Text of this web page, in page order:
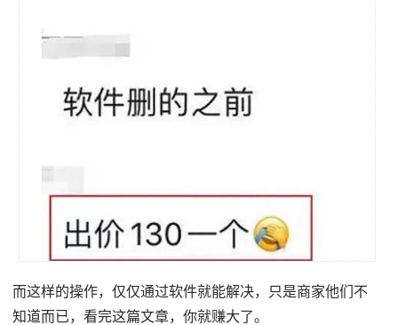
而这样的操作，仅仅通过软件就能解决，只是商家他们不
知道而已，看完这篇文章，你就赚大了。